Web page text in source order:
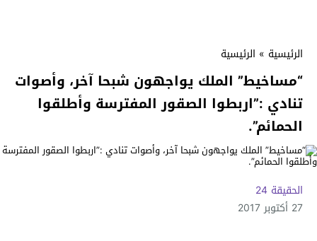
الرئيسية » الرئيسية
“مساخيط” الملك يواجهون شبحا آخر، وأصوات
تنادي :”اربطوا الصقور المفترسة وأطلقوا
الحمائم”.
الحقيقة 24
27 أكتوبر 2017